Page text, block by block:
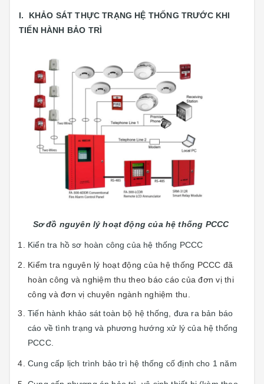
I. KHẢO SÁT THỰC TRẠNG HỆ THỐNG TRƯỚC KHI
TIẾN HÀNH BẢO TRÌ
Sơ đồ nguyên lý hoạt động của hệ thống PCCC
Kiển tra hồ sơ hoàn công của hệ thống PCCC
Kiểm tra nguyên lý hoạt động của hệ thống PCCC đã
hoàn công và nghiệm thu theo báo cáo của đơn vị thi
công và đơn vị chuyên ngành nghiệm thu.
Tiến hành khảo sát toàn bộ hệ thống, đưa ra bản báo
cáo về tình trạng và phương hướng xử lý của hệ thống
PCCC.
Cung cấp lịch trình bảo trì hệ thống cố định cho 1 năm